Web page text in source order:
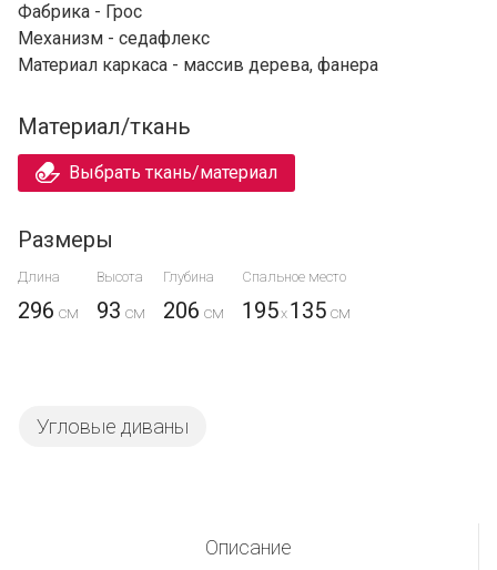
Фабрика - Грос
Механизм - седафлекс
Материал каркаса - массив дерева, фанера
Материал/ткань
Выбрать ткань/материал
Размеры
Длина Высота Глубина Спальное место
296 93 206 195x 135
Угловые диваны
Описание